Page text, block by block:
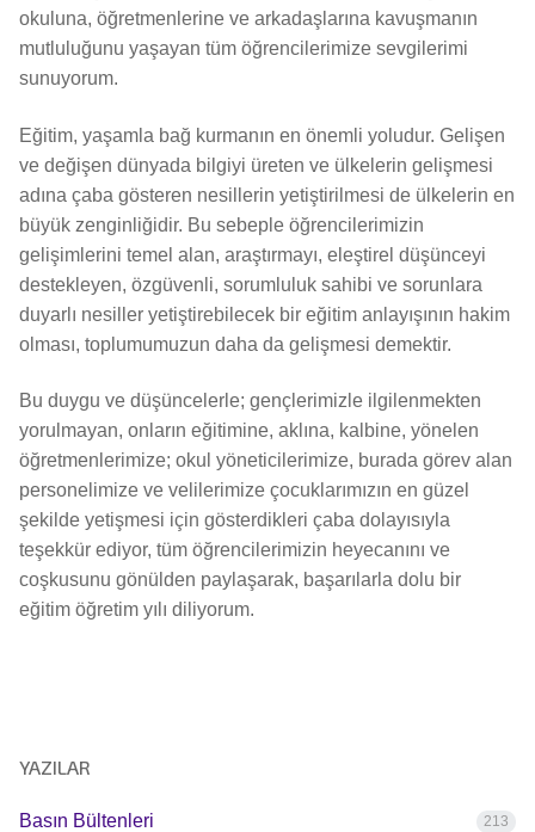
okuluna, öğretmenlerine ve arkadaşlarına kavuşmanın
mutluluğunu yaşayan tüm öğrencilerimize sevgilerimi
sunuyorum.
Eğitim, yaşamla bağ kurmanın en önemli yoludur. Gelişen
ve değişen dünyada bilgiyi üreten ve ülkelerin gelişmesi
adına çaba gösteren nesillerin yetiştirilmesi de ülkelerin en
büyük zenginliğidir. Bu sebeple öğrencilerimizin
gelişimlerini temel alan, araştırmayı, eleştirel düşünceyi
destekleyen, özgüvenli, sorumluluk sahibi ve sorunlara
duyarlı nesiller yetiştirebilecek bir eğitim anlayışının hakim
olması, toplumumuzun daha da gelişmesi demektir.
Bu duygu ve düşüncelerle; gençlerimizle ilgilenmekten
yorulmayan, onların eğitimine, aklına, kalbine, yönelen
öğretmenlerimize; okul yöneticilerimize, burada görev alan
personelimize ve velilerimize çocuklarımızın en güzel
şekilde yetişmesi için gösterdikleri çaba dolayısıyla
teşekkür ediyor, tüm öğrencilerimizin heyecanını ve
coşkusunu gönülden paylaşarak, başarılarla dolu bir
eğitim öğretim yılı diliyorum.
YAZILAR
Basın Bültenleri 213